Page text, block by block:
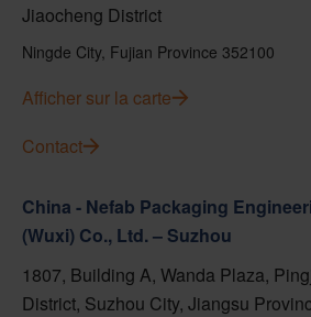
Jiaocheng District
Ningde City, Fujian Province 352100
Afficher sur la carte
Contact
China - Nefab Packaging
(Wuxi) Co., Ltd. – Suzhou
1807, Building A, Wanda Plaza,
District, Suzhou City, Jiangsu